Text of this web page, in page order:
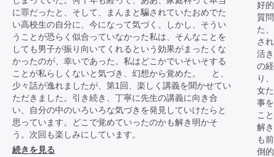
に罪だったと、そして、まんまと騙されていたおめでた
い高校生の自分に、今になって気づく。しかし、そうい
うことが恐らく似合っていなかった私は、そんなことを
しても男子が振り向いてくれるという効果がまったくな
かったのが、幸いであった。私はどこかでいそいそする
ことが私らしくないと気づき、幻想から覚めた。 と、
少々話が逸れましたが、第1回、楽しく講義を聞かせてい
ただきました。引き続き、丁寧に先生の講義に向き合
い、自分の中のいろいろな気づきを発見していけたらと
思っています。どこで覚めていったのかも解き明かそ
う。次回も楽しみにしています。
続きを見る
好
質
た
さ
活
の
り
女
事
こ
解
も
倒